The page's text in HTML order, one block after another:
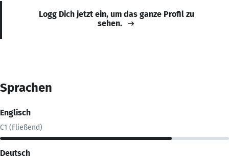
Logg Dich jetzt ein, um das ganze Profil zu
sehen.
Sprachen
Englisch
C1 (Fließend)
Deutsch